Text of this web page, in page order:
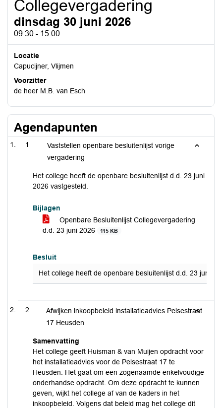
Collegevergadering
dinsdag 30 juni 2026
09:30 - 15:00
Locatie
Capucijner, Vlijmen
Voorzitter
de heer M.B. van Esch
Agendapunten
1
Vaststellen openbare besluitenlijst vorige
vergadering
Het college heeft de openbare besluitenlijst d.d. 23 juni
2026 vastgesteld.
Bijlagen
Openbare Besluitenlijst Collegevergadering
d.d. 23 juni 2026
115 KB
Besluit
Het college heeft de openbare besluitenlijst d.d. 23 juni
2
Afwijken inkoopbeleid installatieadvies Pelsestraat
17 Heusden
Samenvatting
Het college geeft Huisman & van Muijen opdracht voor
het installatieadvies voor de Pelsestraat 17 te
Heusden. Het gaat om een zogenaamde enkelvoudige
onderhandse opdracht. Om deze opdracht te kunnen
geven, wijkt het college af van de kaders in het
inkoopbeleid. Volgens dat beleid mag het college dit